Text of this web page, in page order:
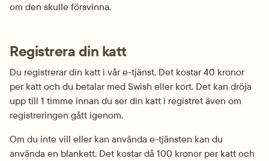
om den skulle försvinna.
Registrera din katt
Du registrerar din katt i vår e-tjänst. Det kostar 40 kronor
per katt och du betalar med Swish eller kort. Det kan dröja
upp till 1 timme innan du ser din katt i registret även om
registreringen gått igenom.
Om du inte vill eller kan använda e-tjänsten kan du
använda en blankett. Det kostar då 100 kronor per katt och